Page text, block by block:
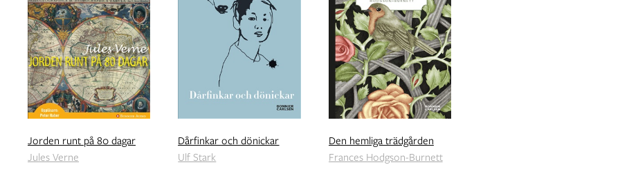
Jorden runt på 80 dagar
Jules Verne
Dårfinkar och dönickar
Ulf Stark
Den hemliga trädgården
Frances Hodgson-Burnett